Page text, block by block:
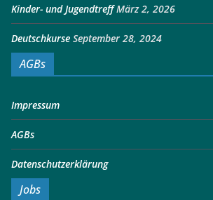
Kinder- und Jugendtreff März 2, 2026
Deutschkurse September 28, 2024
AGBs
Impressum
AGBs
Datenschutzerklärung
Jobs